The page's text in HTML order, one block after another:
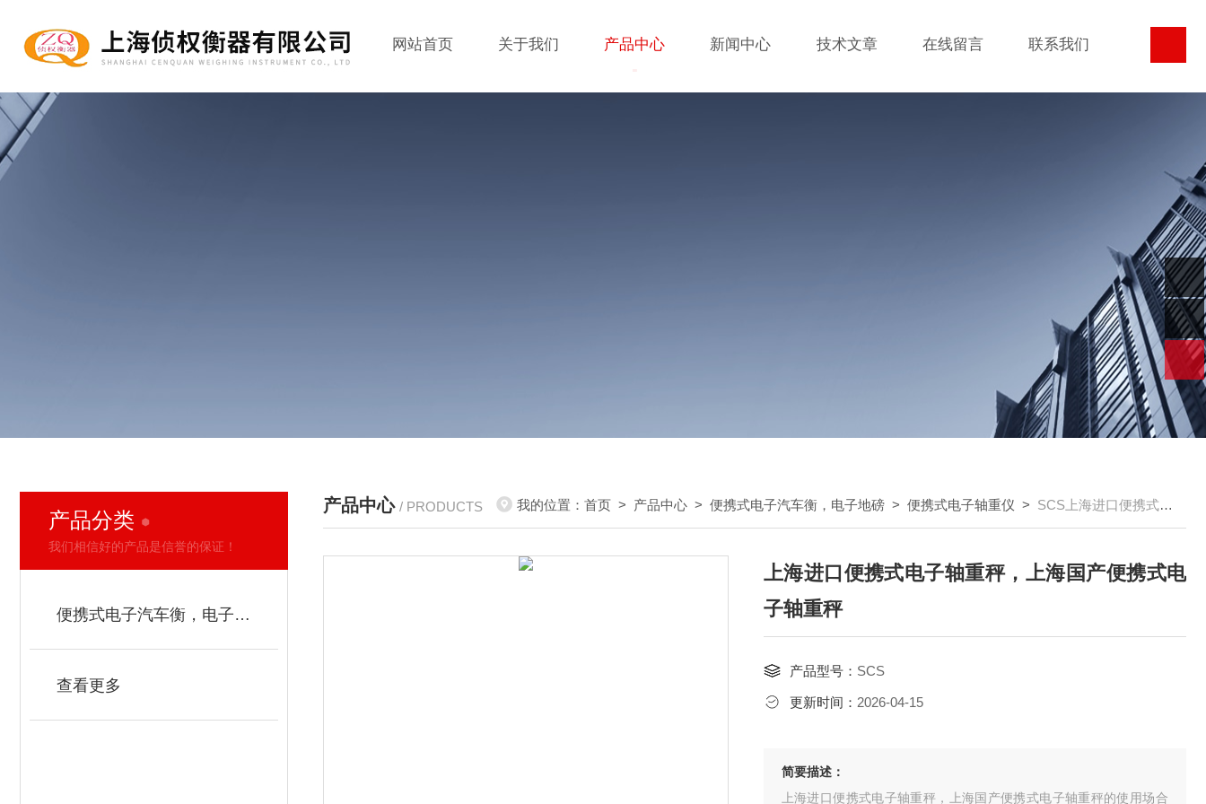
网站首页 关于我们 产品中心 新闻中心 技术文章 在线留言 联系我们
产品分类
我们相信好的产品是信誉的保证！
便携式电子汽车衡，电子地磅
查看更多
产品中心 / PRODUCTS 我的位置：首页 > 产品中心 >便携式电子汽车衡，电子地磅 >便携式电子轴重仪 > SCS上海进口便携式电子轴重秤，上海国产便携式电子轴重秤
上海进口便携式电子轴重秤，上海国产便携式电
子轴重秤
产品型号： SCS
更新时间： 2026-04-15
简要描述：
上海进口便携式电子轴重秤，上海国产便携式电子轴重秤的使用场合